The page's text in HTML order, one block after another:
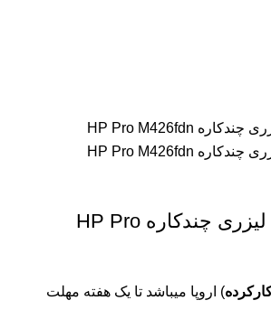
پرینتر استوک لیزری چندکاره HP Pro
) اروپا میباشد تا یک هفته مهلت